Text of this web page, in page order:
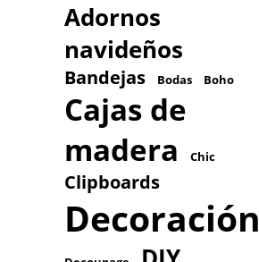
Adornos
navideños
Bandejas Bodas Boho
Cajas de
madera
Chic
Clipboards
Decoración